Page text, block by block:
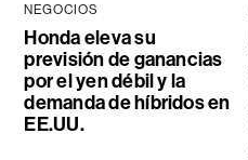
NEGOCIOS
Honda eleva su
previsión de ganancias
por el yen débil y la
demanda de híbridos en
EE.UU.